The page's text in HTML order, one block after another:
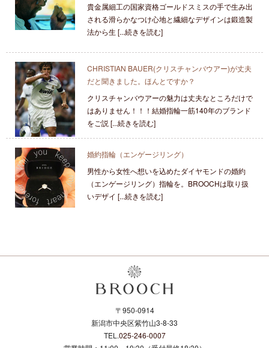
貴金属細工の国家資格ゴールドスミスの手で生み出
される滑らかなつけ心地と繊細なデザインは鍛造製
法から生 [...続きを読む]
CHRISTIAN BAUER(クリスチャンバウアー)が丈夫
だと聞きました。ほんとですか？
クリスチャンバウアーの魅力は丈夫なところだけで
はありません！！！結婚指輪一筋140年のブランド
をご説 [...続きを読む]
婚約指輪（エンゲージリング）
男性から女性へ想いを込めたダイヤモンドの婚約
（エンゲージリング）指輪を。BROOCHは取り扱
いデザイ [...続きを読む]
〒950-0914
新潟市中央区紫竹山3-8-33
TEL.025-246-0007